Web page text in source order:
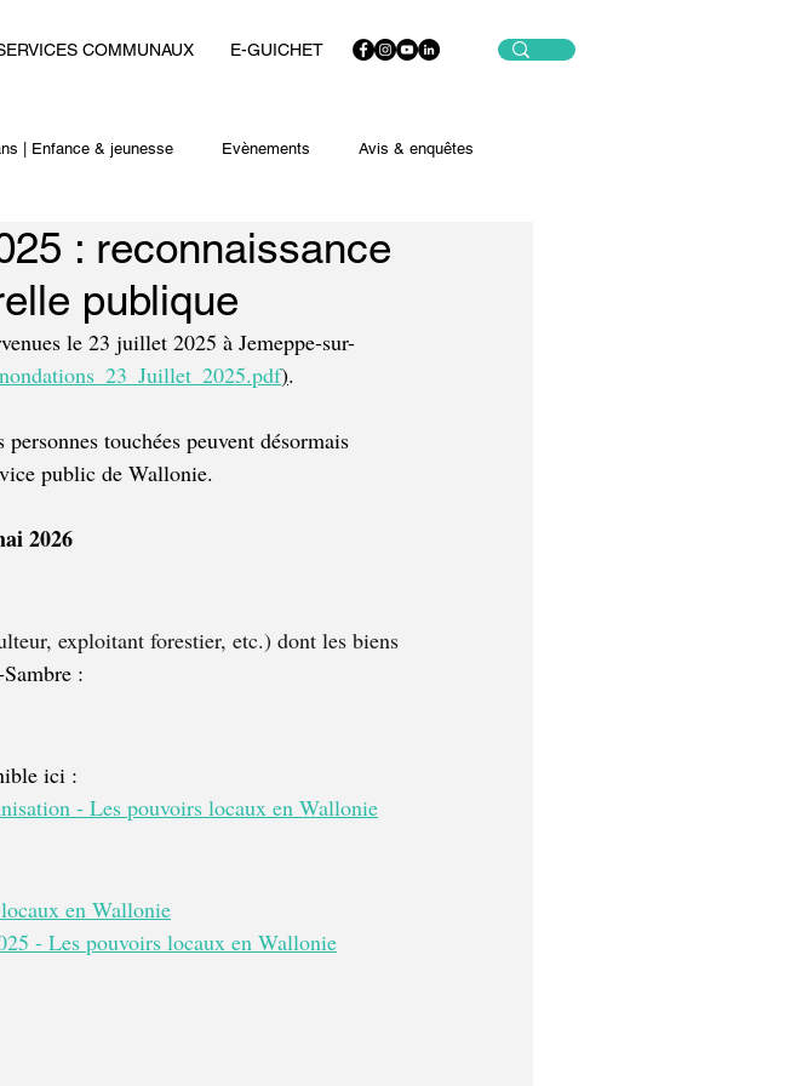
COMMUNAUX E-GUICHET
| Enfance & jeunesse Evènements Avis & enquêtes
: reconnaissance
publique
le 23 juillet 2025 à Jemeppe-sur-
).
touchées peuvent désormais
public de Wallonie.
2026
exploitant forestier, etc.) dont les biens
:
ici :
- Les pouvoirs locaux en Wallonie
en Wallonie
- Les pouvoirs locaux en Wallonie